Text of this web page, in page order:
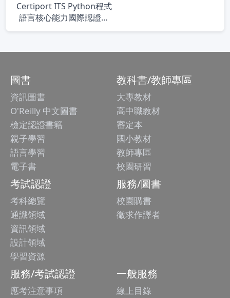
Certiport ITS Python程式
語言核心能力國際認證應
考攻略
圖書
資訊圖書
O'Reilly 中文圖書
檢定認證書籍
親子學習
語言學習
電子書
教科書/教師專區
大專教材
高中職教材
審定本
國小教材
教師專區
校園研習
考試認證
考科總覽
通識領域
資訊領域
設計領域
學習資源
服務/圖書
校園購書
徵求作譯者
服務/考試認證
應考注意事項
一般服務
線上目錄